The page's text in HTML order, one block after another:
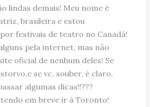
lindas demais! Meu nome é
brasileira e estou
festivais de teatro no Canadá!
pela internet, mas não
oficial de nenhum deles! Se
se vc, souber, é claro,
algumas dicas!!???
em breve ir à Toronto!